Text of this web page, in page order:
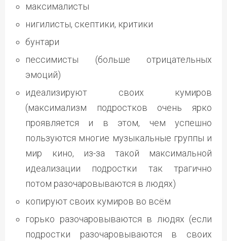
максималисты
нигилисты, скептики, критики
бунтари
пессимисты (больше отрицательных
эмоций)
идеализируют своих кумиров
(максимализм подростков очень ярко
проявляется и в этом, чем успешно
пользуются многие музыкальные группы и
мир кино, из-за такой максимальной
идеализации подростки так трагично
потом разочаровываются в людях)
копируют своих кумиров во всём
горько разочаровываются в людях (если
подростки разочаровываются в своих